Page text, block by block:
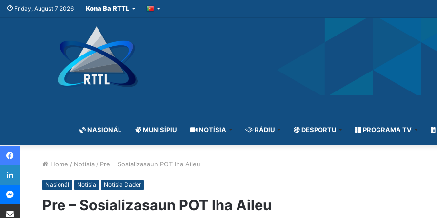
Friday, August 7 2026 Kona Ba RTTL
NASIONÁL MUNISÍPIU NOTÍSIA RÁDIU DESPORTU PROGRAMA TV
Home / Notísia / Pre – Sosializasaun POT Iha Aileu
Nasionál Notísia Notísia Dader
Pre – Sosializasaun POT Iha Aileu
Facebook
LinkedIn
Messenger